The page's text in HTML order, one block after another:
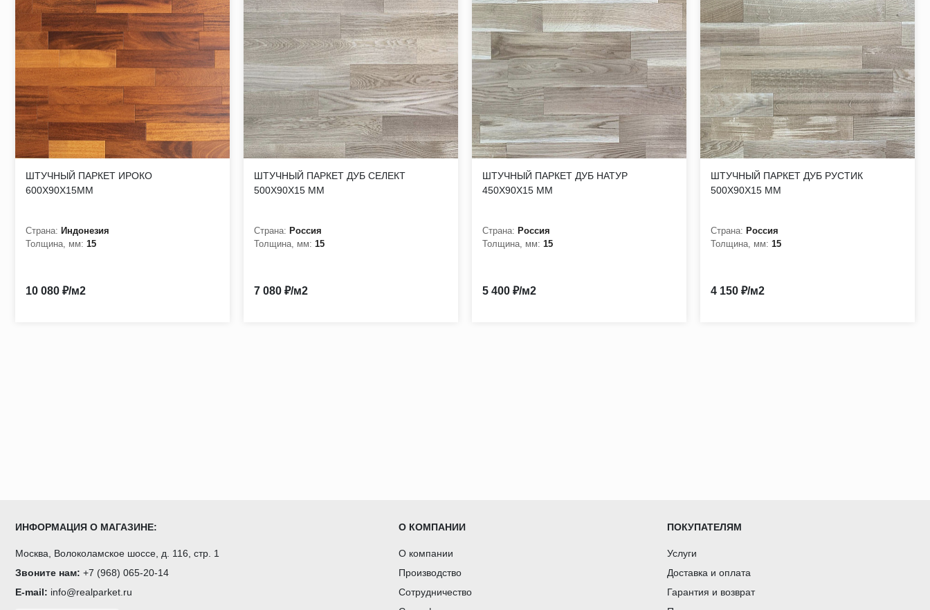
ШТУЧНЫЙ ПАРКЕТ ИРОКО
600Х90Х15ММ
Страна: Индонезия
Толщина, мм: 15
10 080 ₽/м2
ШТУЧНЫЙ ПАРКЕТ ДУБ СЕЛЕКТ
500Х90Х15 ММ
Страна: Россия
Толщина, мм: 15
7 080 ₽/м2
ШТУЧНЫЙ ПАРКЕТ ДУБ НАТУР
450Х90Х15 ММ
Страна: Россия
Толщина, мм: 15
5 400 ₽/м2
ШТУЧНЫЙ ПАРКЕТ ДУБ РУСТИК
500Х90Х15 ММ
Страна: Россия
Толщина, мм: 15
4 150 ₽/м2
ИНФОРМАЦИЯ О МАГАЗИНЕ:
Москва, Волоколамское шоссе, д. 116, стр. 1
Звоните нам: +7 (968) 065-20-14
E-mail: info@realparket.ru
О КОМПАНИИ
О компании
Производство
Сотрудничество
ПОКУПАТЕЛЯМ
Услуги
Доставка и оплата
Гарантия и возврат